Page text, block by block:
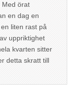
Med örat
en dag en
liten rast på
uppriktighet
kvarten sitter
detta skratt till